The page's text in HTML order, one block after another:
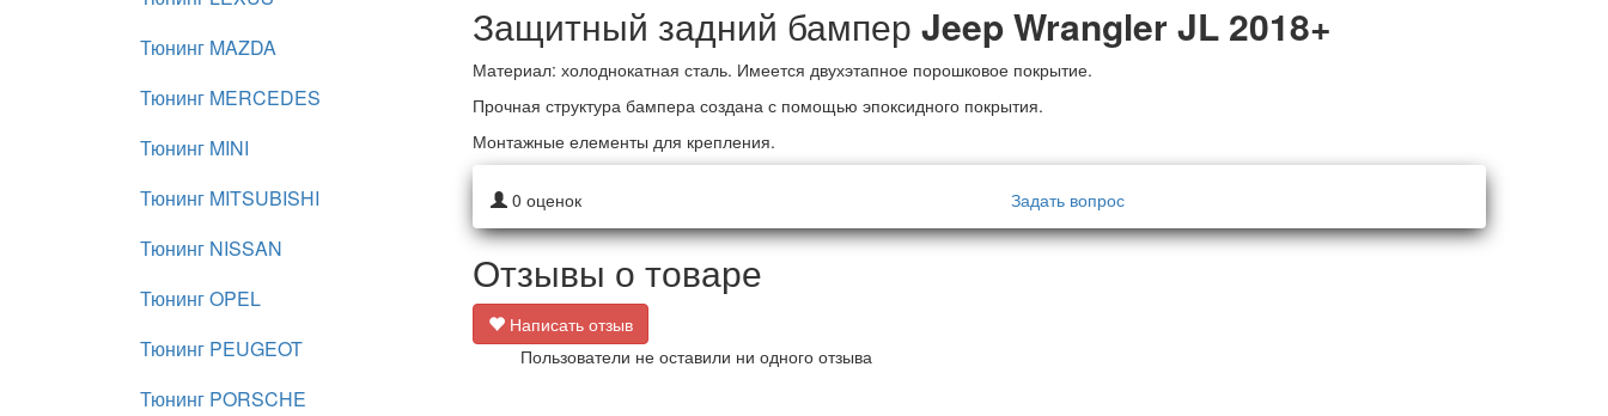
Тюнинг MAZDA
Тюнинг MERCEDES
Тюнинг MINI
Тюнинг MITSUBISHI
Тюнинг NISSAN
Тюнинг OPEL
Тюнинг PEUGEOT
Тюнинг PORSCHE
Защитный задний бампер Jeep Wrangler JL 2018+
Материал: холоднокатная сталь. Имеется двухэтапное порошковое покрытие.
Прочная структура бампера создана с помощью эпоксидного покрытия.
Монтажные елементы для крепления.
0 оценок Задать вопрос
Отзывы о товаре
Написать отзыв
Пользователи не оставили ни одного отзыва